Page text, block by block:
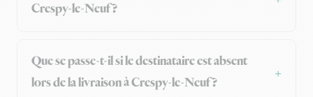
Crespy-le-Neuf ?
Que se passe-t-il si le destinataire est absent
lors de la livraison à Crespy-le-Neuf ?